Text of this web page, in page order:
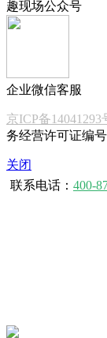
趣现场公众号
企业微信客服
京ICP备14041293
务经营许可证编
关闭
联系电话： 400-